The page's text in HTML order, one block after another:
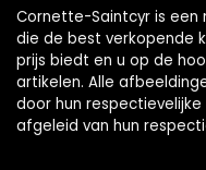
Cornette-Saintcyr is
die de best verkopende
prijs biedt en u op de
artikelen. Alle
door hun
afgeleid van hun